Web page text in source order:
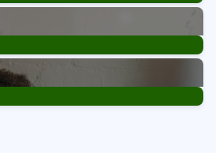
11Posts
172Posts